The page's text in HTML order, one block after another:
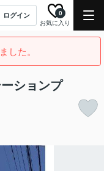
ログイン
お気に入り
0
した。
ションプ